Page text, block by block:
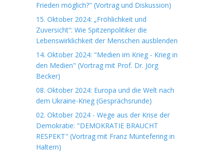
Frieden möglich?" (Vortrag und Diskussion)
15. Oktober 2024: „Fröhlichkeit und
Zuversicht“: Wie Spitzenpolitiker die
Lebenswirklichkeit der Menschen ausblenden
14. Oktober 2024: "Medien im Krieg - Krieg in
den Medien" (Vortrag mit Prof. Dr. Jörg
Becker)
08. Oktober 2024: Europa und die Welt nach
dem Ukraine-Krieg (Gesprächsrunde)
02. Oktober 2024 - Wege aus der Krise der
Demokratie: "DEMOKRATIE BRAUCHT
RESPEKT" (Vortrag mit Franz Müntefering in
Haltern)